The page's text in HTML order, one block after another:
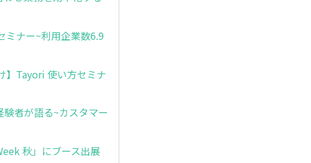
ミナー~利用企業数6.9
】Tayori 使い方セミナ
者が語る~カスタマー
秋」にブース出展